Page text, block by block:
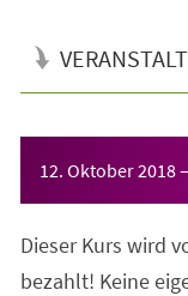
12. Oktober 2018–
Dieser Kurs wird
bezahlt! Keine